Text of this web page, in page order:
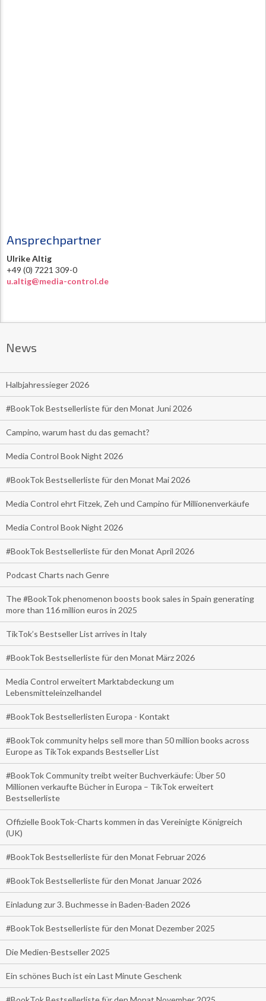
Ansprechpartner
Ulrike Altig
+49 (0) 7221 309-0
u.altig@media-control.de
News
Halbjahressieger 2026
#BookTok Bestsellerliste für den Monat Juni 2026
Campino, warum hast du das gemacht?
Media Control Book Night 2026
#BookTok Bestsellerliste für den Monat Mai 2026
Media Control ehrt Fitzek, Zeh und Campino für Millionenverkäufe
Media Control Book Night 2026
#BookTok Bestsellerliste für den Monat April 2026
Podcast Charts nach Genre
The #BookTok phenomenon boosts book sales in Spain generating
more than 116 million euros in 2025
TikTok’s Bestseller List arrives in Italy
#BookTok Bestsellerliste für den Monat März 2026
Media Control erweitert Marktabdeckung um
Lebensmitteleinzelhandel
#BookTok Bestsellerlisten Europa - Kontakt
#BookTok community helps sell more than 50 million books across
Europe as TikTok expands Bestseller List
#BookTok Community treibt weiter Buchverkäufe: Über 50
Millionen verkaufte Bücher in Europa – TikTok erweitert
Bestsellerliste
Offizielle BookTok-Charts kommen in das Vereinigte Königreich
(UK)
#BookTok Bestsellerliste für den Monat Februar 2026
#BookTok Bestsellerliste für den Monat Januar 2026
Einladung zur 3. Buchmesse in Baden-Baden 2026
#BookTok Bestsellerliste für den Monat Dezember 2025
Die Medien-Bestseller 2025
Ein schönes Buch ist ein Last Minute Geschenk